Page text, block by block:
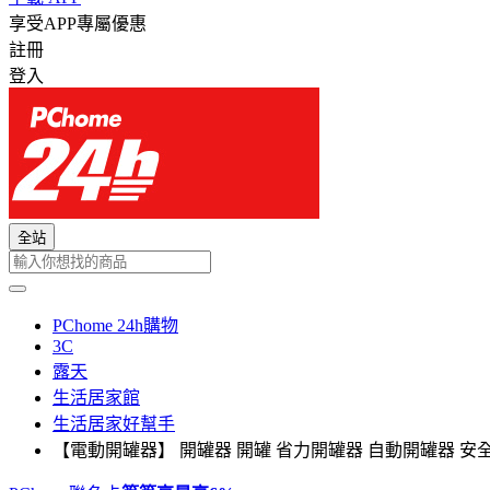
享受APP專屬優惠
註冊
登入
全站
PChome 24h購物
3C
露天
生活居家館
生活居家好幫手
【電動開罐器】 開罐器 開罐 省力開罐器 自動開罐器 安